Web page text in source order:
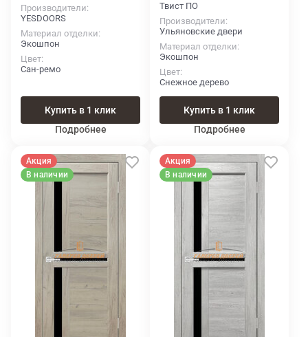
Производители
YESDOORS
Материал отделки
Экошпон
Цвет
Сан-ремо
Купить в 1 клик
Подробнее
Твист ПО
Производители
Ульяновские двери
Материал отделки
Экошпон
Цвет
Снежное дерево
Купить в 1 клик
Подробнее
Акция
В наличии
Акция
В наличии